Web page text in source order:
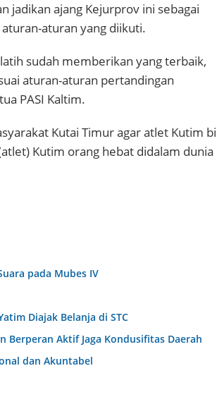
jadikan ajang Kejurprov ini sebagai
aturan yang diikuti.
sudah memberikan yang terbaik,
aturan-aturan pertandingan
PASI Kaltim.
Kutai Timur agar atlet Kutim
Kutim orang hebat didalam dunia
pada Mubes IV
Diajak Belanja di STC
Berperan Aktif Jaga Kondusifitas Daerah
dan Akuntabel